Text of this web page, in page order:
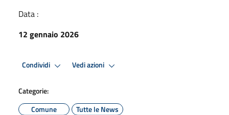
Data :
12 gennaio 2026
Condividi Vedi azioni
Categorie:
Comune
Tutte le News